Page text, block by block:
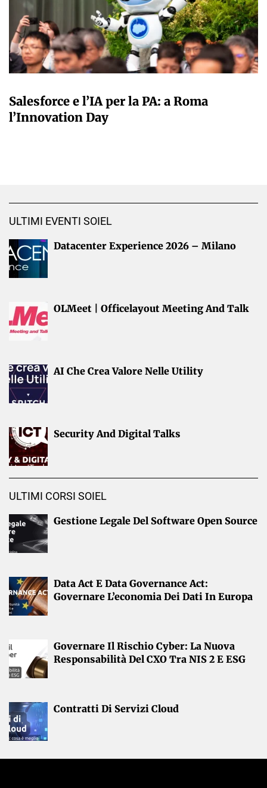
Salesforce e l’IA per la PA: a Roma
l’Innovation Day
ULTIMI EVENTI SOIEL
Datacenter Experience 2026 – Milano
OLMeet | Officelayout Meeting And Talk
AI Che Crea Valore Nelle Utility
Security And Digital Talks
ULTIMI CORSI SOIEL
Gestione Legale Del Software Open Source
Data Act E Data Governance Act:
Governare L’economia Dei Dati In Europa
Governare Il Rischio Cyber: La Nuova
Responsabilità Del CXO Tra NIS 2 E ESG
Contratti Di Servizi Cloud